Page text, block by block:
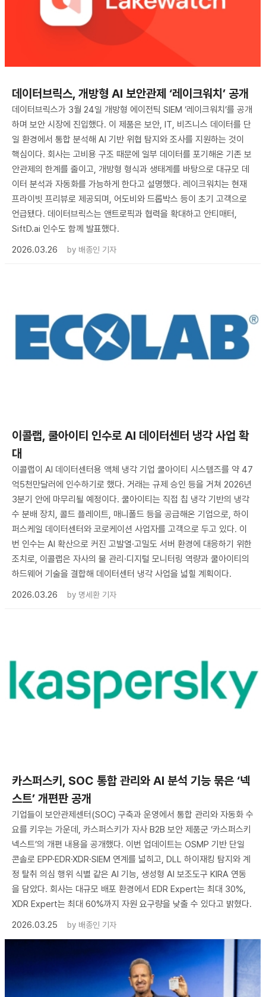
데이터브릭스, 개방형 AI 보안관제 ‘레이크워치’ 공개
데이터브릭스가 3월 24일 개방형 에이전틱 SIEM ‘레이크워치’를 공개
하며 보안 시장에 진입했다. 이 제품은 보안, IT, 비즈니스 데이터를 단
일 환경에서 통합 분석해 AI 기반 위협 탐지와 조사를 지원하는 것이
핵심이다. 회사는 고비용 구조 때문에 일부 데이터를 포기해온 기존 보
안관제의 한계를 줄이고, 개방형 형식과 생태계를 바탕으로 대규모 데
이터 분석과 자동화를 가능하게 한다고 설명했다. 레이크워치는 현재
프라이빗 프리뷰로 제공되며, 어도비와 드롭박스 등이 초기 고객으로
언급됐다. 데이터브릭스는 앤트로픽과 협력을 확대하고 안티매터,
SiftD.ai 인수도 함께 발표했다.
2026.03.26
by 배종인 기자
이콜랩, 쿨아이티 인수로 AI 데이터센터 냉각 사업 확
대
이콜랩이 AI 데이터센터용 액체 냉각 기업 쿨아이티 시스템즈를 약 47
억5천만달러에 인수하기로 했다. 거래는 규제 승인 등을 거쳐 2026년
3분기 안에 마무리될 예정이다. 쿨아이티는 직접 칩 냉각 기반의 냉각
수 분배 장치, 콜드 플레이트, 매니폴드 등을 공급해온 기업으로, 하이
퍼스케일 데이터센터와 코로케이션 사업자를 고객으로 두고 있다. 이
번 인수는 AI 확산으로 커진 고발열·고밀도 서버 환경에 대응하기 위한
조치로, 이콜랩은 자사의 물 관리·디지털 모니터링 역량과 쿨아이티의
하드웨어 기술을 결합해 데이터센터 냉각 사업을 넓힐 계획이다.
2026.03.26
by 명세환 기자
카스퍼스키, SOC 통합 관리와 AI 분석 기능 묶은 ‘넥
스트’ 개편판 공개
기업들이 보안관제센터(SOC) 구축과 운영에서 통합 관리와 자동화 수
요를 키우는 가운데, 카스퍼스키가 자사 B2B 보안 제품군 ‘카스퍼스키
넥스트’의 개편 내용을 공개했다. 이번 업데이트는 OSMP 기반 단일
콘솔로 EPP·EDR·XDR·SIEM 연계를 넓히고, DLL 하이재킹 탐지와 계
정 탈취 의심 행위 식별 같은 AI 기능, 생성형 AI 보조도구 KIRA 연동
을 담았다. 회사는 대규모 배포 환경에서 EDR Expert는 최대 30%,
XDR Expert는 최대 60%까지 자원 요구량을 낮출 수 있다고 밝혔다.
2026.03.25
by 배종인 기자